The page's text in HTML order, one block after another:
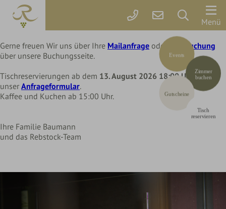
Liebe Rebstock Gäste,
wir machen eine kleine Pause im Hotel und Restaurant
bis Mittwoch, 12. August 2026
Gerne freuen Wir uns über Ihre Mailanfrage oder Ihre
Buchung
über unsere Buchungsseite.
Tischreservierungen ab dem 13. August 2026 18:00 Uhr über
unser Anfrageformular.
Kaffee und Kuchen ab 15:00 Uhr.
Ihre Familie Baumann
und das Rebstock-Team
Menü
Events
Zimmer
buchen
Gutscheine
Tisch
reservieren
Der
Rebstock
&
Preise
buchen
Wohlfühlleistungen
Hier können Sie Ihre Aktionscodes
Aktuell akzeptieren wir folgende
Codes:
Bonuscode